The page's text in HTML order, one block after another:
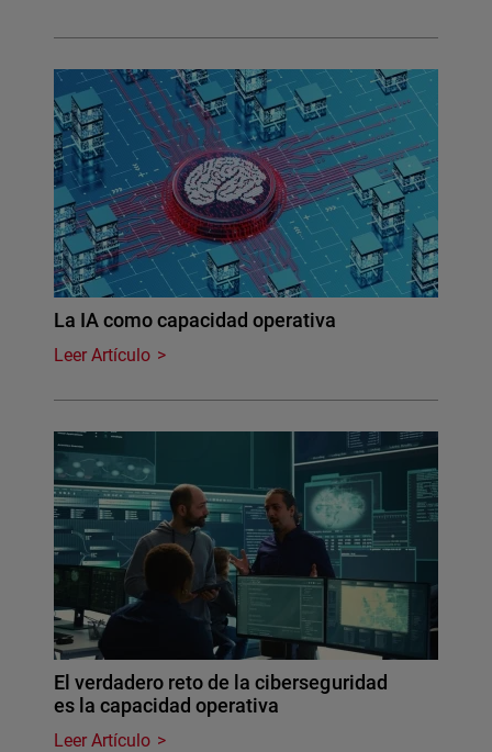
La IA como capacidad operativa
Leer Artículo
El verdadero reto de la ciberseguridad
es la capacidad operativa
Leer Artículo